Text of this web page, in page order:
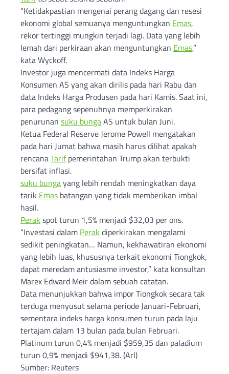
“Ketidakpastian mengenai perang dagang dan resesi
ekonomi global semuanya menguntungkan Emas,
rekor tertinggi mungkin terjadi lagi. Data yang lebih
lemah dari perkiraan akan menguntungkan Emas,”
kata Wyckoff.
Investor juga mencermati data Indeks Harga
Konsumen AS yang akan dirilis pada hari Rabu dan
data Indeks Harga Produsen pada hari Kamis. Saat ini,
para pedagang sepenuhnya memperkirakan
penurunan suku bungaAS untuk bulan Juni.
Ketua Federal Reserve Jerome Powell mengatakan
pada hari Jumat bahwa masih harus dilihat apakah
rencanaTarifpemerintahan Trump akan terbukti
bersifat inflasi.
suku bungayang lebih rendah meningkatkan daya
tarik Emas batangan yang tidak memberikan imbal
hasil.
Perak spot turun 1,5% menjadi $32,03 per ons.
“Investasi dalam Perak diperkirakan mengalami
sedikit peningkatan… Namun, kekhawatiran ekonomi
yang lebih luas, khususnya terkait ekonomi Tiongkok,
dapat meredam antusiasme investor,” kata konsultan
Marex Edward Meir dalam sebuah catatan.
Data menunjukkan bahwa impor Tiongkok secara tak
terduga menyusut selama periode Januari-Februari,
sementara indeks harga konsumen turun pada laju
tertajam dalam 13 bulan pada bulan Februari.
Platinum turun 0,4% menjadi $959,35 dan paladium
turun 0,9% menjadi $941,38. (Arl)
Sumber: Reuters